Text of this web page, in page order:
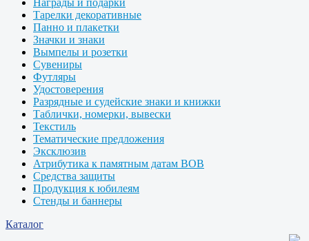
Награды и подарки
Тарелки декоративные
Панно и плакетки
Значки и знаки
Вымпелы и розетки
Сувениры
Футляры
Удостоверения
Разрядные и судейские знаки и книжки
Таблички, номерки, вывески
Текстиль
Тематические предложения
Эксклюзив
Атрибутика к памятным датам ВОВ
Средства защиты
Продукция к юбилеям
Стенды и баннеры
Каталог